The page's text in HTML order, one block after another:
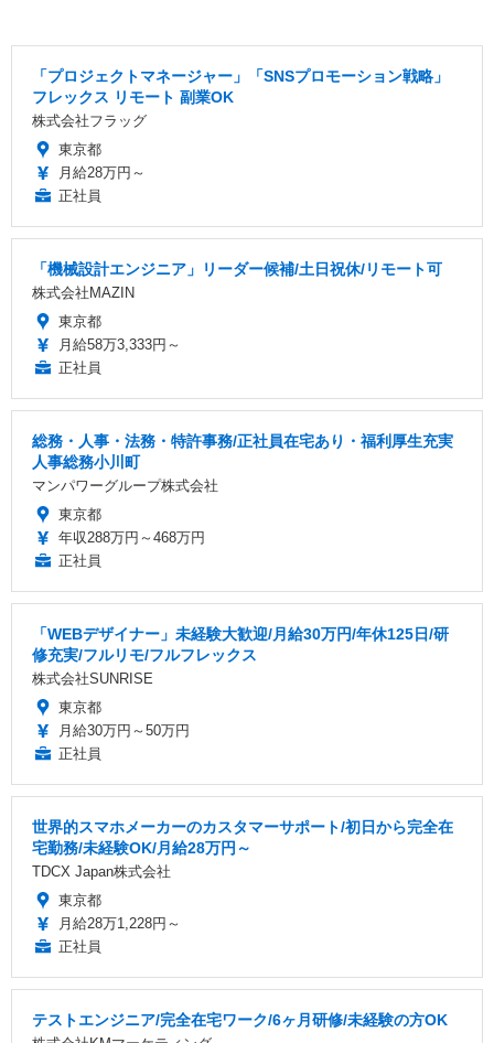
「プロジェクトマネージャー」「SNSプロモーション戦略」
フレックス リモート 副業OK
株式会社フラッグ
東京都
月給28万円～
正社員
「機械設計エンジニア」リーダー候補/土日祝休/リモート可
株式会社MAZIN
東京都
月給58万3,333円～
正社員
総務・人事・法務・特許事務/正社員在宅あり・福利厚生充実
人事総務小川町
マンパワーグループ株式会社
東京都
年収288万円～468万円
正社員
「WEBデザイナー」未経験大歓迎/月給30万円/年休125日/研
修充実/フルリモ/フルフレックス
株式会社SUNRISE
東京都
月給30万円～50万円
正社員
世界的スマホメーカーのカスタマーサポート/初日から完全在
宅勤務/未経験OK/月給28万円～
TDCX Japan株式会社
東京都
月給28万1,228円～
正社員
テストエンジニア/完全在宅ワーク/6ヶ月研修/未経験の方OK